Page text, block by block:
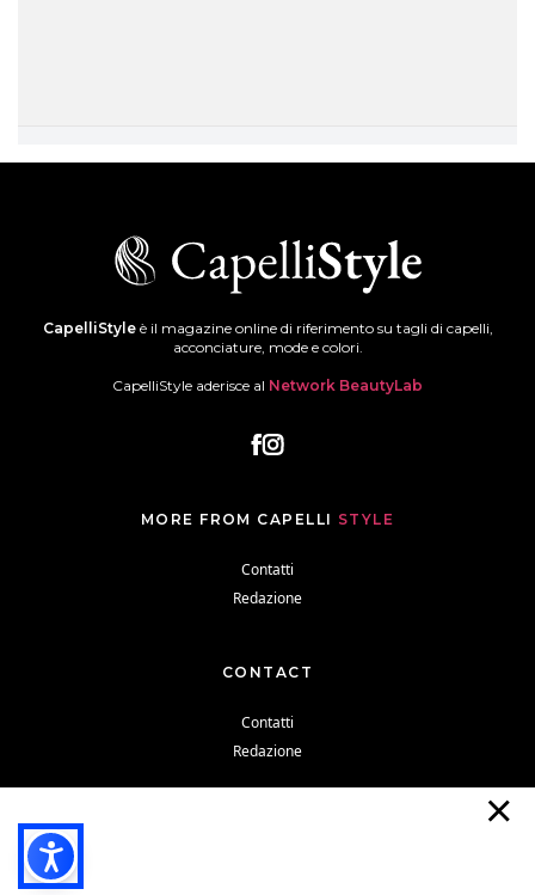
CapelliStyleè il magazine online di riferimento su tagli di capelli,
acconciature, mode e colori.
CapelliStyle aderisce al Network BeautyLab
MORE FROM CAPELLI STYLE
Contatti
Redazione
CONTACT
Contatti
Redazione